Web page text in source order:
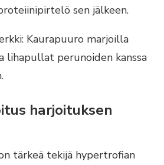
sen jälkeen.
Kaurapuuro marjoilla
lihapullat perunoiden kanssa
harjoituksen
tärkeä tekijä hypertrofian